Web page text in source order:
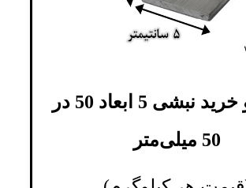
قیمت و خرید نبشی 5 ابعاد 50 در
50 میلی‌متر